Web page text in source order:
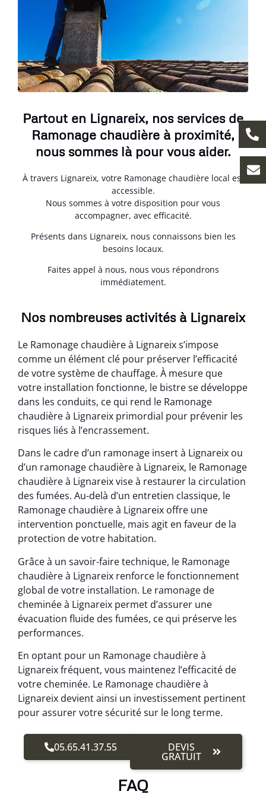
Partout en Lignareix, nos services de
Ramonage chaudière à proximité,
nous sommes là pour vous aider.
À travers Lignareix, votre Ramonage chaudière local est
accessible.
Nous sommes à votre disposition pour vous
accompagner, avec efficacité.
Présents dans Lignareix, nous connaissons bien les
besoins locaux.
Faites appel à nous, nous vous répondrons
immédiatement.
Nos nombreuses activités à Lignareix
Le Ramonage chaudière à Lignareix s’impose
comme un élément clé pour préserver l’efficacité
de votre système de chauffage. À mesure que
votre installation fonctionne, le bistre se développe
dans les conduits, ce qui rend le Ramonage
chaudière à Lignareix primordial pour prévenir les
risques liés à l’encrassement.
Dans le cadre d’un ramonage insert à Lignareix ou
d’un ramonage chaudière à Lignareix, le Ramonage
chaudière à Lignareix vise à restaurer la circulation
des fumées. Au-delà d’un entretien classique, le
Ramonage chaudière à Lignareix offre une
intervention ponctuelle, mais agit en faveur de la
protection de votre habitation.
Grâce à un savoir-faire technique, le Ramonage
chaudière à Lignareix renforce le fonctionnement
global de votre installation. Le ramonage de
cheminée à Lignareix permet d’assurer une
évacuation fluide des fumées, ce qui préserve les
performances.
En optant pour un Ramonage chaudière à
Lignareix fréquent, vous maintenez l’efficacité de
votre cheminée. Le Ramonage chaudière à
Lignareix devient ainsi un investissement pertinent
pour assurer votre sécurité sur le long terme.
05.65.41.37.55 DEVIS
GRATUIT
FAQ